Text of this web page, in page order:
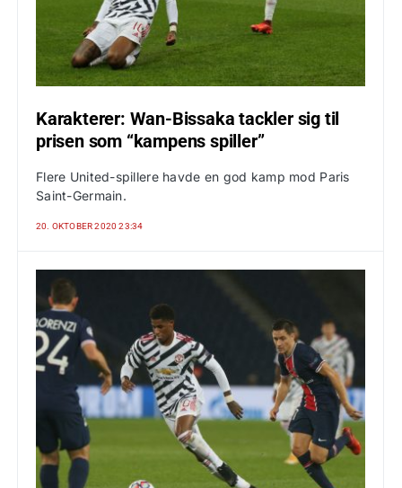
Karakterer: Wan-Bissaka tackler sig til
prisen som “kampens spiller”
Flere United-spillere havde en god kamp mod Paris
Saint-Germain.
20. OKTOBER 2020 23:34